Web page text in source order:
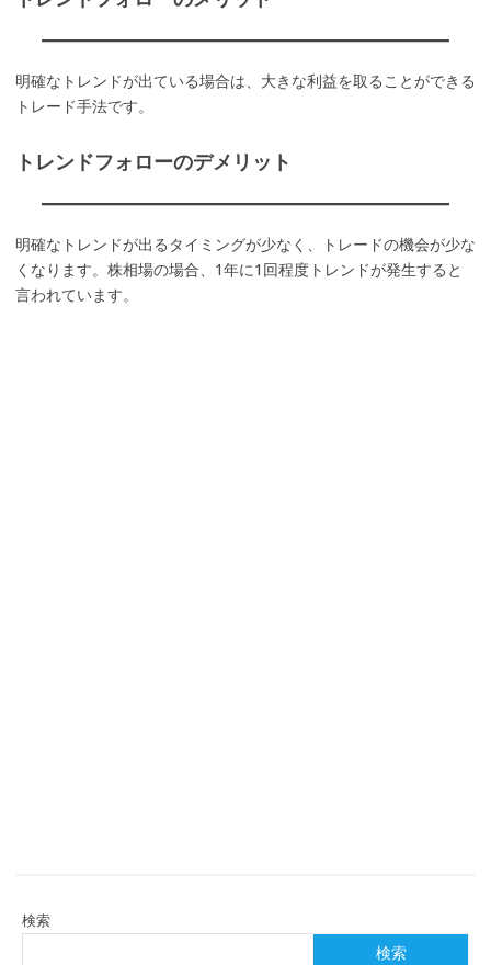
明確なトレンドが出ている場合は、大きな利益を取ることができる
トレード手法です。
トレンドフォローのデメリット
明確なトレンドが出るタイミングが少なく、トレードの機会が少な
くなります。株相場の場合、1年に1回程度トレンドが発生すると
言われています。
検索
検索